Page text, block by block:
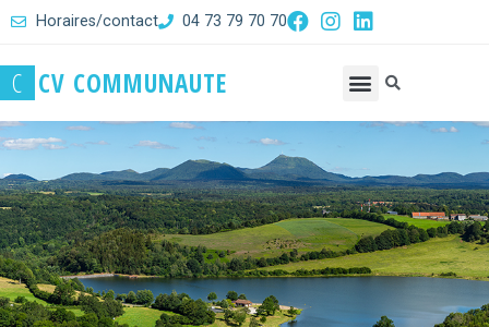
Horaires/contact 04 73 79 70 70
C CV COMMUNAUTE